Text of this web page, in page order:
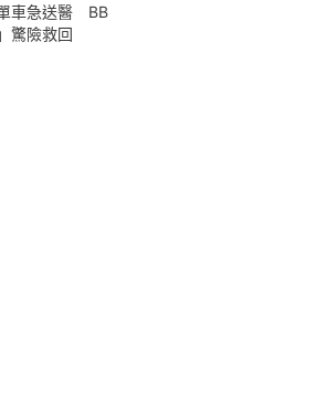
車急送醫 BB
驚險救回